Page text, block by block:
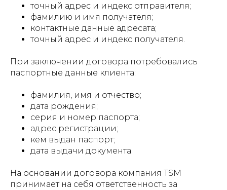
точный адрес и индекс отправителя;
фамилию и имя получателя;
контактные данные адресата;
точный адрес и индекс получателя.
При заключении договора потребовались
паспортные данные клиента:
фамилия, имя и отчество;
дата рождения;
серия и номер паспорта;
адрес регистрации;
кем выдан паспорт;
дата выдачи документа.
На основании договора компания TSM
принимает на себя ответственность за